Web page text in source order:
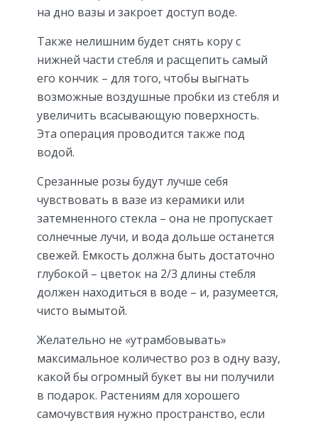
на дно вазы и закроет доступ воде.
Также нелишним будет снять кору с
нижней части стебля и расщепить самый
его кончик – для того, чтобы выгнать
возможные воздушные пробки из стебля и
увеличить всасывающую поверхность.
Эта операция проводится также под
водой.
Срезанные розы будут лучше себя
чувствовать в вазе из керамики или
затемненного стекла – она не пропускает
солнечные лучи, и вода дольше останется
свежей. Емкость должна быть достаточно
глубокой – цветок на 2/3 длины стебля
должен находиться в воде – и, разумеется,
чисто вымытой.
Желательно не «утрамбовывать»
максимальное количество роз в одну вазу,
какой бы огромный букет вы ни получили
в подарок. Растениям для хорошего
самочувствия нужно пространство, если